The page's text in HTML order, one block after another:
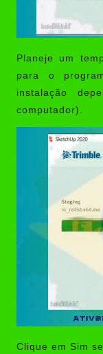
Planeje um
para o
instalação
computador).
Clique em Sim